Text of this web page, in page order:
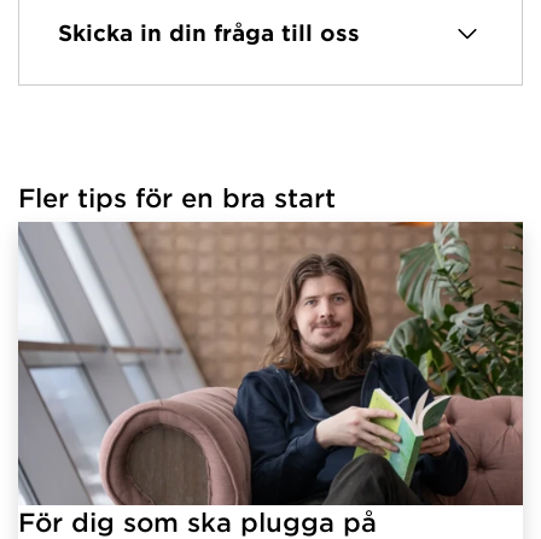
Skicka in din fråga till oss
Fler tips för en bra start
För dig som ska plugga på